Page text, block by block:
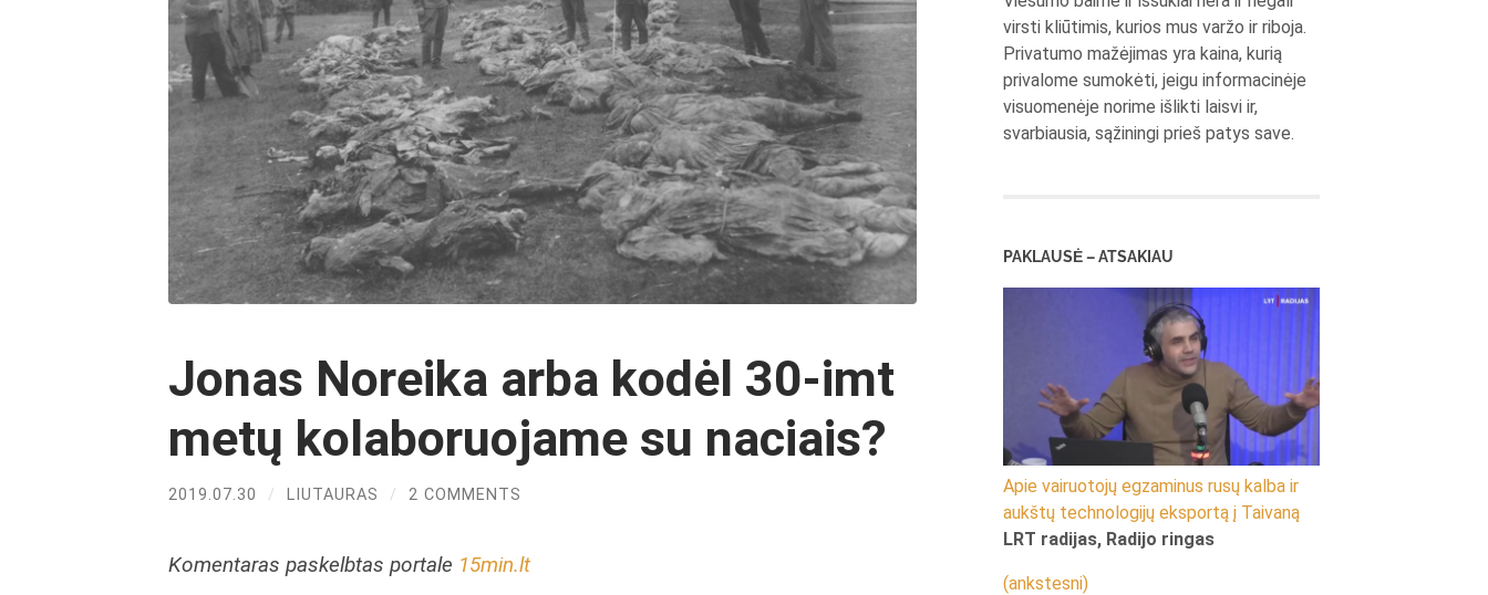
Jonas Noreika arba kodėl 30-imt
metų kolaboruojame su naciais?
2019.07.30 / LIUTAURAS / 2 COMMENTS
Komentaras paskelbtas portale 15min.lt
virsti kliūtimis, kurios mus varžo ir riboja.
Privatumo mažėjimas yra kaina, kurią
privalome sumokėti, jeigu informacinėje
visuomenėje norime išlikti laisvi ir,
svarbiausia, sąžiningi prieš patys save.
PAKLAUSĖ – ATSAKIAU
Apie vairuotojų egzaminus rusų kalba ir
aukštų technologijų eksportą į Taivaną
LRT radijas, Radijo ringas
(ankstesni)